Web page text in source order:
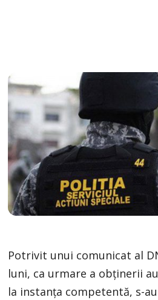
Potrivit unui comunicat al
luni, ca urmare a obţinerii
la instanţa competentă, s-